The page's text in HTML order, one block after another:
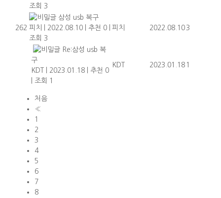
조회 3
262
삼성 usb 복구
피치
2022.08.10 추천 0
조회 3
피치 2022.08.10 3
Re:삼성 usb 복
구
KDT
2023.01.18
추천 0
조회 1
KDT 2023.01.18 1
처음
«
1
2
3
4
5
6
7
8